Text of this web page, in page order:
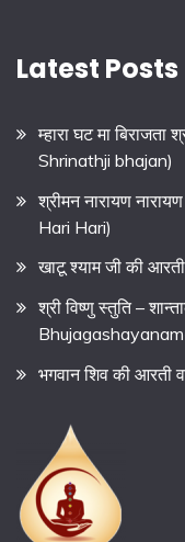
Latest Posts
म्हारा घट मा
Shrinathji bhajan)
श्रीमन नारायण
Hari Hari)
खाटू श्याम जी की
श्री विष्णु स्तुति –
भगवान शिव की